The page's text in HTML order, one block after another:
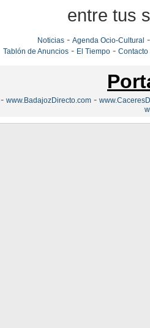
entre tus
Noticias- Agenda Ocio-Cultural
Tablón de Anuncios- El Tiempo- Contacto
- www.BadajozDirecto.com -